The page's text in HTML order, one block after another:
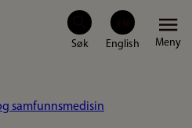
Meny
samfunnsmedisin